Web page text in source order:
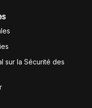
sur la Sécurité des